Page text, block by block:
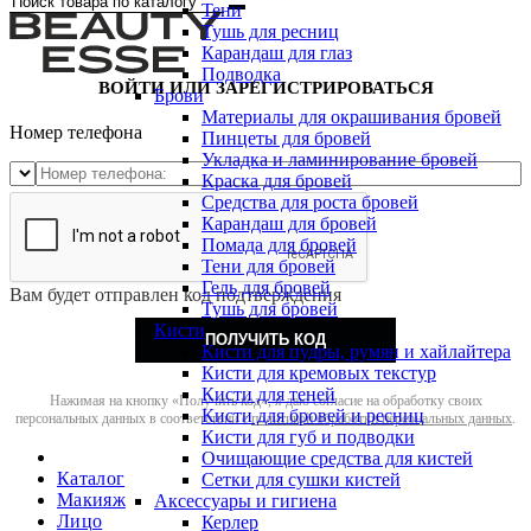
Тени
Тушь для ресниц
Карандаш для глаз
Подводка
Брови
Материалы для окрашивания бровей
Пинцеты для бровей
Укладка и ламинирование бровей
Краска для бровей
Средства для роста бровей
Карандаш для бровей
Помада для бровей
Тени для бровей
Гель для бровей
Тушь для бровей
Кисти
Кисти для пудры, румян и хайлайтера
Кисти для кремовых текстур
Кисти для теней
Кисти для бровей и ресниц
Кисти для губ и подводки
Очищающие средства для кистей
Сетки для сушки кистей
Аксессуары и гигиена
Керлер
ВОЙТИ ИЛИ ЗАРЕГИСТРИРОВАТЬСЯ
Номер телефона
Вам будет отправлен код подтверждения
ПОЛУЧИТЬ КОД
Нажимая на кнопку «Получить код», я даю согласие на обработку своих
персональных данных в соответствии сполитикой обработки персональных данных.
Каталог
Макияж
Лицо